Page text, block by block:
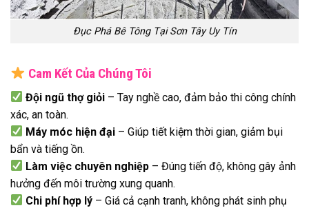
Đục Phá Bê Tông Tại Sơn Tây Uy Tín
Cam Kết Của Chúng Tôi
Đội ngũ thợ giỏi – Tay nghề cao, đảm bảo thi công chính
xác, an toàn.
Máy móc hiện đại – Giúp tiết kiệm thời gian, giảm bụi
bẩn và tiếng ồn.
Làm việc chuyên nghiệp – Đúng tiến độ, không gây ảnh
hưởng đến môi trường xung quanh.
Chi phí hợp lý – Giá cả cạnh tranh, không phát sinh phụ